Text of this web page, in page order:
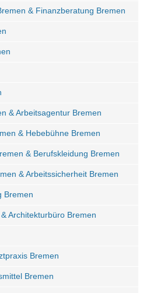
& Finanzberatung Bremen
& Arbeitsagentur Bremen
& Hebebühne Bremen
& Berufskleidung Bremen
& Arbeitssicherheit Bremen
Bremen
Architekturbüro Bremen
Bremen
Bremen